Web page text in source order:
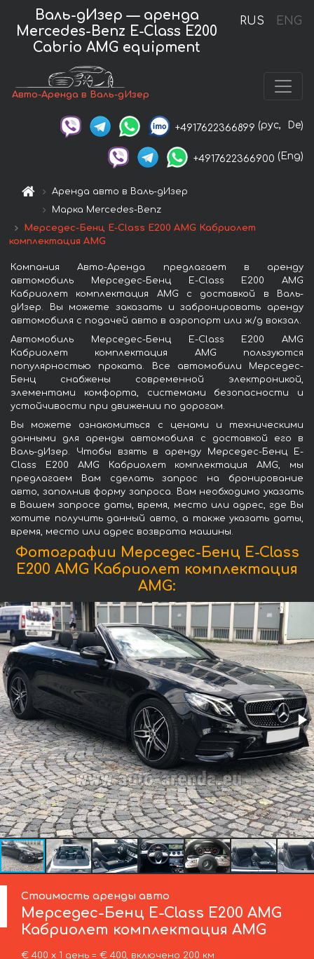
RUS ENG
Валь-дИзер — аренда
Mercedes-Benz E-Class E200
Cabrio AMG equipment
Авто-Аренда в Валь-дИзер
+4917622366899 (рус, De)
+4917622366900 (Eng)
Аренда авто в Валь-дИзер
Марка Mercedes-Benz
Мерседес-Бенц E-Class E200 AMG Кабриолет
комплектация AMG
Компания Авто-Аренда предлагает в аренду
автомобиль Мерседес-Бенц E-Class E200 AMG
Кабриолет комплектация AMG с доставкой в Валь-
дИзер. Вы можете заказать и забронировать аренду
автомобиля с подачей авто в аэропорт или ж/д вокзал.
Автомобиль Мерседес-Бенц E-Class E200 AMG
Кабриолет комплектация AMG пользуются
популярностью проката. Все автомобили Мерседес-
Бенц снабжены современной электроникой,
элементами комфорта, системами безопасности и
устойчивости при движении по дорогам.
Вы можете ознакомиться с ценами и техническими
данными для аренды автомобиля с доставкой его в
Валь-дИзер. Чтобы взять в аренду Мерседес-Бенц E-
Class E200 AMG Кабриолет комплектация AMG, мы
предлагаем Вам сделать запрос на бронирование
авто, заполнив форму запроса. Вам необходимо указать
в Вашем запросе даты, время, место или адрес, где Вы
хотите получить данный авто, а также указать даты,
время, место или адрес возврата машины.
Фотографии Мерседес-Бенц E-Class
E200 AMG Кабриолет комплектация
AMG:
Стоимость аренды авто
Мерседес-Бенц E-Class E200 AMG
Кабриолет комплектация AMG
€ 400 х 1 день = € 400, включено 200 км